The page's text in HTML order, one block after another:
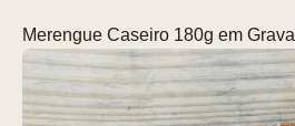
Merengue Caseiro 180g em